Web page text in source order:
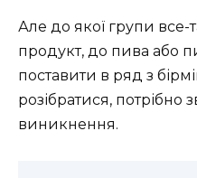
Але до якої групи все-
продукт, до пива або
поставити в ряд з
розібратися, потрібно
виникнення.